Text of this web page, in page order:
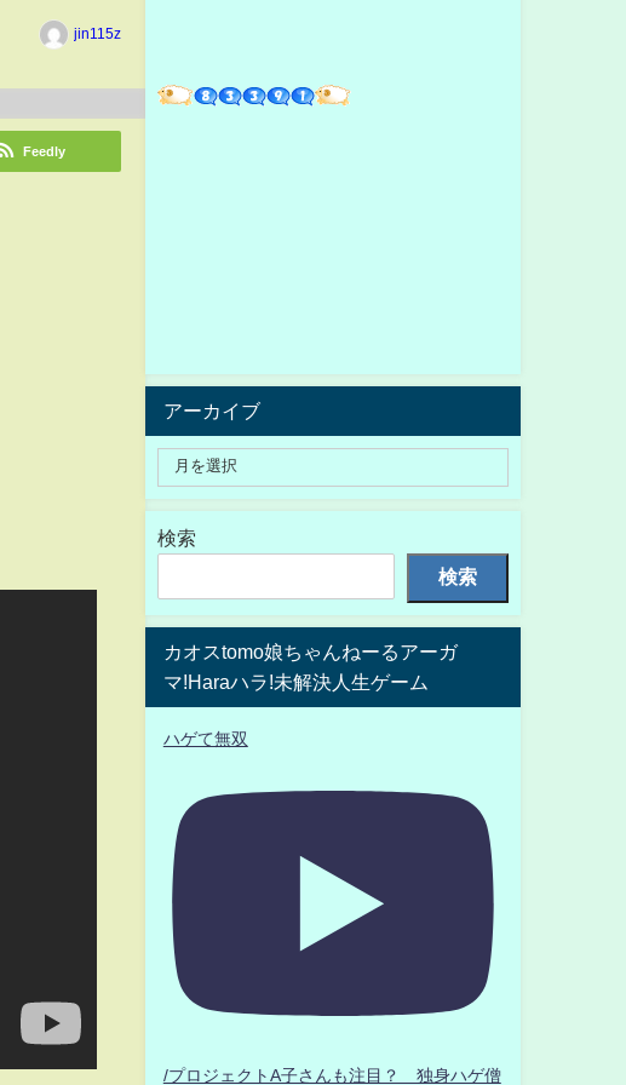
jin115z
Feedly
アーカイブ
検索
検索
カオスtomo娘ちゃんねーるアーガ
マ!Haraハラ!未解決人生ゲーム
ハゲて無双
/プロジェクトA子さんも注目？ 独身ハゲ僧